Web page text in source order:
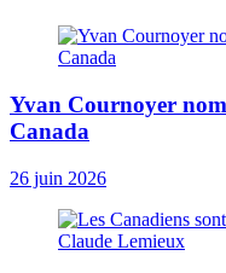
Yvan Cournoyer
Canada
26 juin 2026